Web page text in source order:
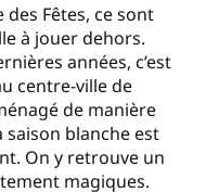
Fêtes, ce sont
à jouer dehors.
années, c’est
centre-ville de
de manière
blanche est
On y retrouve un
magiques.